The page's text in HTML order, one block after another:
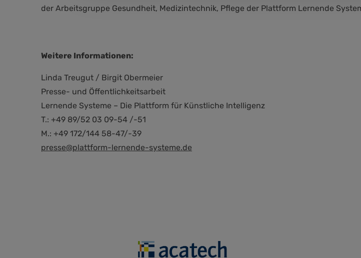
der Arbeitsgruppe Gesundheit, Medizintechnik, Pflege der Plattform Lernende
Weitere Informationen:
Linda Treugut / Birgit Obermeier
Presse- und Öffentlichkeitsarbeit
Lernende Systeme – Die Plattform für Künstliche Intelligenz
T.: +49 89/52 03 09-54 /-51
M.: +49 172/144 58-47/-39
presse@plattform-lernende-systeme.de